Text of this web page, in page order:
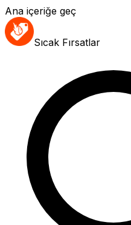
Ana içeriğe geç
Sıcak Fırsatlar